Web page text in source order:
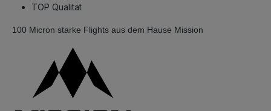
TOP Qualität
100 Micron starke Flights aus dem Hause Mission